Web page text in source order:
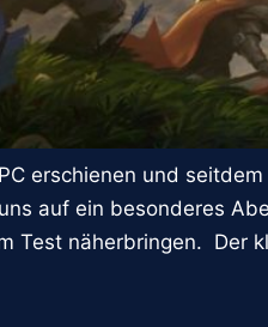
erschienen und
auf ein besonderes
Test näherbringen. Der